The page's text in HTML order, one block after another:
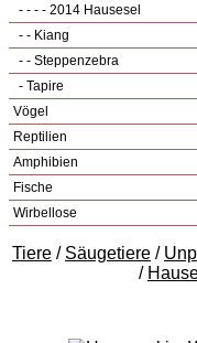
- - - - 2014 Hausesel
- - Kiang
- - Steppenzebra
- Tapire
Vögel
Reptilien
Amphibien
Fische
Wirbellose
Tiere / Säugetiere /
/